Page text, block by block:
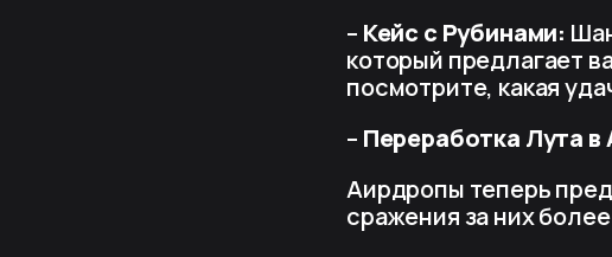
– Кейс с Рубинами:
который предлагает
посмотрите, какая
– Переработка Лута в
Аирдропы теперь
сражения за них